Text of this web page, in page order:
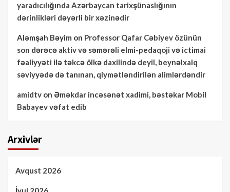
yaradıcılığında Azərbaycan tarixşünaslığının
dərinlikləri dəyərli bir xəzinədir
Aləmşah Bəyim on Professor Qafar Cəbiyev özünün
son dərəcə aktiv və səmərəli elmi-pedaqoji və ictimai
fəaliyyəti ilə təkcə ölkə daxilində deyil, beynəlxalq
səviyyədə də tanınan, qiymətləndirilən alimlərdəndir
amidtv on Əməkdar incəsənət xadimi, bəstəkar Mobil
Babayev vəfat edib
Arxivlər
Avqust 2026